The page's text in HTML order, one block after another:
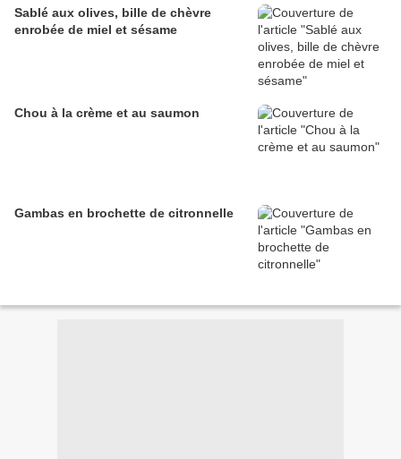
Sablé aux olives, bille de chèvre
enrobée de miel et sésame
Chou à la crème et au saumon
Gambas en brochette de citronnelle